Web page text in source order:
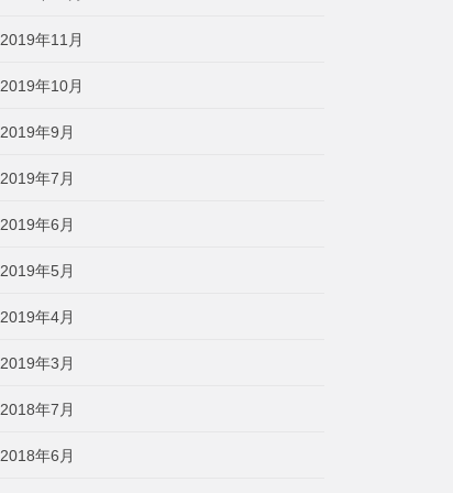
2019年11月
2019年10月
2019年9月
2019年7月
2019年6月
2019年5月
2019年4月
2019年3月
2018年7月
2018年6月